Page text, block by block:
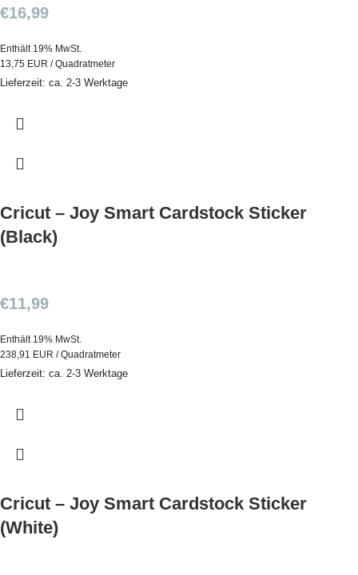
€16,99
Enthält 19% MwSt.
13,75 EUR / Quadratmeter
Lieferzeit: ca. 2-3 Werktage
Cricut – Joy Smart Cardstock Sticker
(Black)
€11,99
Enthält 19% MwSt.
238,91 EUR / Quadratmeter
Lieferzeit: ca. 2-3 Werktage
Cricut – Joy Smart Cardstock Sticker
(White)